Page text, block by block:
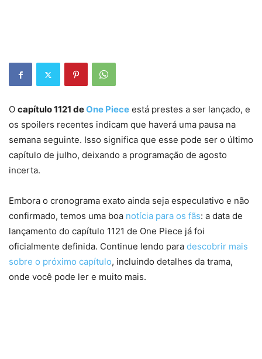
O capítulo 1121 deOne Piece está prestes a ser lançado, e
os spoilers recentes indicam que haverá uma pausa na
semana seguinte. Isso significa que esse pode ser o último
capítulo de julho, deixando a programação de agosto
incerta.
Embora o cronograma exato ainda seja especulativo e não
confirmado, temos uma boa notícia para os fãs: a data de
lançamento do capítulo 1121 de One Piece já foi
oficialmente definida. Continue lendo para descobrir mais
sobre o próximo capítulo, incluindo detalhes da trama,
onde você pode ler e muito mais.